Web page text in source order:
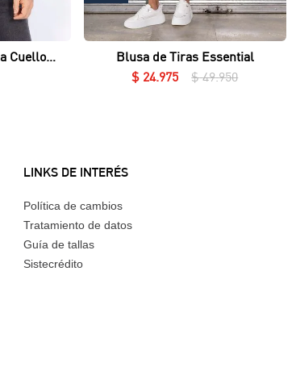
Cuello
Vista rápida
Blusa de Tiras Essential
$ 24. 975 $ 49.950
LINKS DE INTERÉS
Política de cambios
Tratamiento de datos
Guía de tallas
Sistecrédito